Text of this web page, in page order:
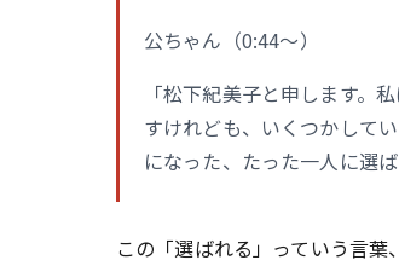
公ちゃん（0:44〜）
「松下紀美子と申します。
すけれども、いくつかして
になった、たった一人に選ば
この「選ばれる」っていう言